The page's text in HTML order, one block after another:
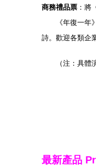
商務禮品票 ：將
《年復一
詩。歡迎各類企
（注：具
最新產品